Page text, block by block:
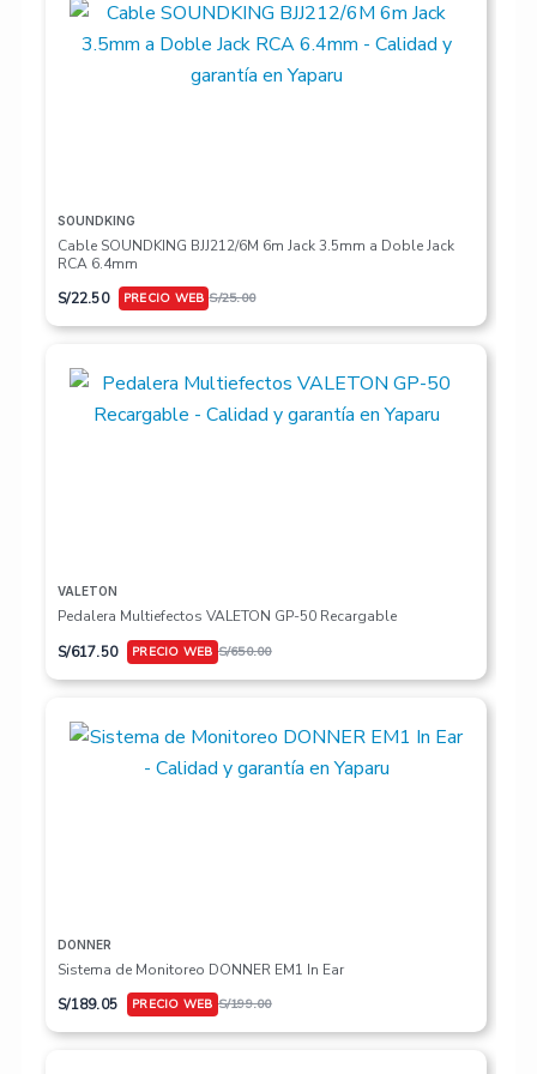
SOUNDKING
Cable SOUNDKING BJJ212/6M 6m Jack 3.5mm a Doble Jack
RCA 6.4mm
S/25.00
S/22.50
VALETON
Pedalera Multiefectos VALETON GP-50 Recargable
S/650.00
S/617.50
DONNER
Sistema de Monitoreo DONNER EM1 In Ear
S/199.00
S/189.05